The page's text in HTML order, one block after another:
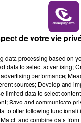
de votre vie
data processing based on
data to select advertising;
performance;
sources; Develop and
limited data to select
Save and communicate
to offer following
and combine data